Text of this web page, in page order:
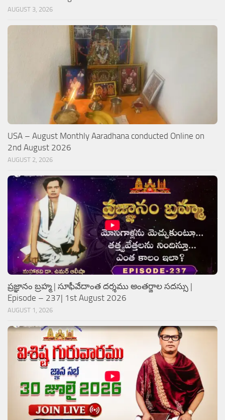
AUGUST 3, 2026
USA – August Monthly Aaradhana conducted Online on
2nd August 2026
AUGUST 2, 2026
ప్రజ్ఞానం బ్రహ్మ | సూఫీవేదాంత దర్శము అంతర్జాల సదస్సు |
Episode – 237| 1st August 2026
AUGUST 1, 2026